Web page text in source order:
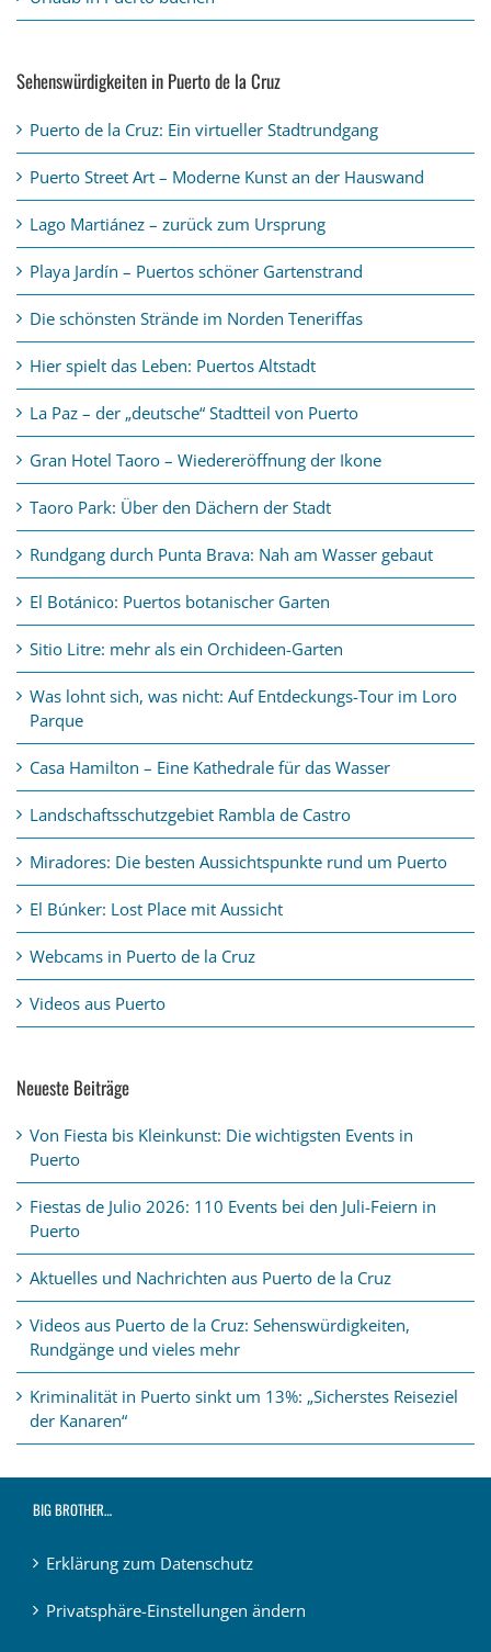
Sehenswürdigkeiten in Puerto de la Cruz
Puerto de la Cruz: Ein virtueller Stadtrundgang
Puerto Street Art – Moderne Kunst an der Hauswand
Lago Martiánez – zurück zum Ursprung
Playa Jardín – Puertos schöner Gartenstrand
Die schönsten Strände im Norden Teneriffas
Hier spielt das Leben: Puertos Altstadt
La Paz – der „deutsche“ Stadtteil von Puerto
Gran Hotel Taoro – Wiedereröffnung der Ikone
Taoro Park: Über den Dächern der Stadt
Rundgang durch Punta Brava: Nah am Wasser gebaut
El Botánico: Puertos botanischer Garten
Sitio Litre: mehr als ein Orchideen-Garten
Was lohnt sich, was nicht: Auf Entdeckungs-Tour im Loro
Parque
Casa Hamilton – Eine Kathedrale für das Wasser
Landschaftsschutzgebiet Rambla de Castro
Miradores: Die besten Aussichtspunkte rund um Puerto
El Búnker: Lost Place mit Aussicht
Webcams in Puerto de la Cruz
Videos aus Puerto
Neueste Beiträge
Von Fiesta bis Kleinkunst: Die wichtigsten Events in
Puerto
Fiestas de Julio 2026: 110 Events bei den Juli-Feiern in
Puerto
Aktuelles und Nachrichten aus Puerto de la Cruz
Videos aus Puerto de la Cruz: Sehenswürdigkeiten,
Rundgänge und vieles mehr
Kriminalität in Puerto sinkt um 13%: „Sicherstes Reiseziel
der Kanaren“
BIG BROTHER…
Erklärung zum Datenschutz
Privatsphäre-Einstellungen ändern